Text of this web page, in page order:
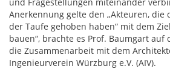
Anerkennung gelte den „Akteuren, die
der Taufe gehoben haben“ mit dem
bauen“, brachte es Prof. Baumgart
die Zusammenarbeit mit dem
Ingenieurverein Würzburg e.V. (AIV).